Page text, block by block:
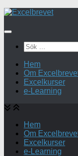
Under
Sök
efter:
Hem
Om
Excelkurser
e-Learning
Hem
Om
Excelkurser
e-Learning